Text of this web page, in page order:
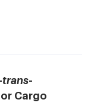
trans-
Cargo